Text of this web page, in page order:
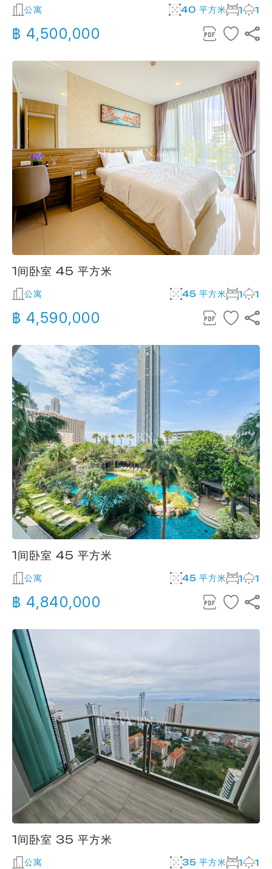
公寓 40 平方米 1 1
฿ 4,500,000
1间卧室 45 平方米
公寓 45 平方米 1 1
฿ 4,590,000
1间卧室 45 平方米
公寓 45 平方米 1 1
฿ 4,840,000
1间卧室 35 平方米
公寓 35 平方米 1 1